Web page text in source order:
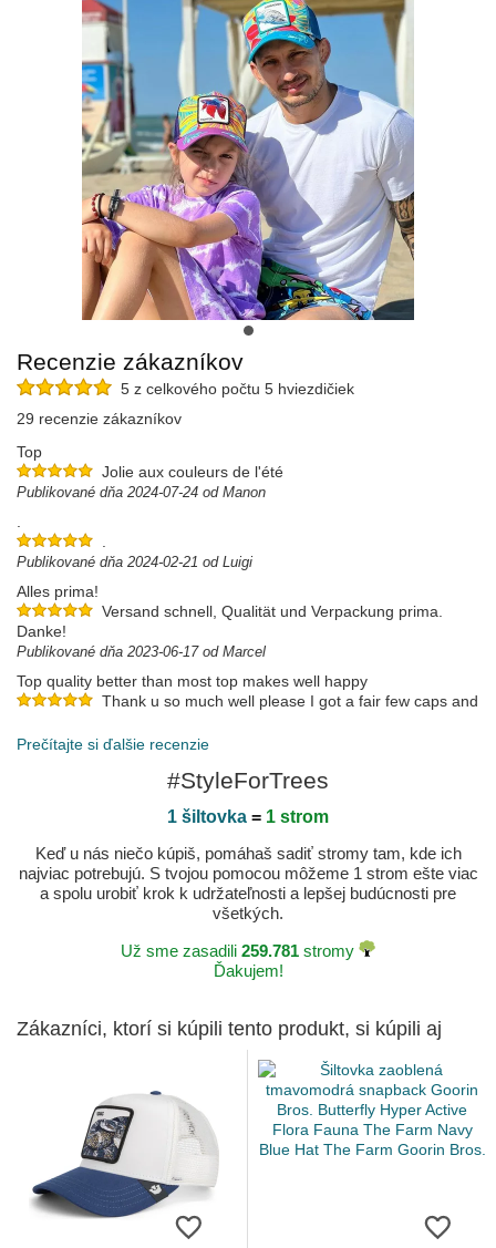
Recenzie zákazníkov
5 z celkového počtu 5 hviezdičiek
29 recenzie zákazníkov
Top
Jolie aux couleurs de l'été
Publikované dňa 2024-07-24 od Manon
.
.
Publikované dňa 2024-02-21 od Luigi
Alles prima!
Versand schnell, Qualität und Verpackung prima.
Danke!
Publikované dňa 2023-06-17 od Marcel
Top quality better than most top makes well happy
Thank u so much well please I got a fair few caps and
Publikované dňa 2023-06-12 od Paul
Prečítajte si ďalšie recenzie
#StyleForTrees
1 šiltovka = 1 strom
Keď u nás niečo kúpiš, pomáhaš sadiť stromy tam, kde ich
najviac potrebujú. S tvojou pomocou môžeme 1 strom ešte viac
a spolu urobiť krok k udržateľnosti a lepšej budúcnosti pre
všetkých.
Už sme zasadili 259.781 stromy
Ďakujem!
Zákazníci, ktorí si kúpili tento produkt, si kúpili aj